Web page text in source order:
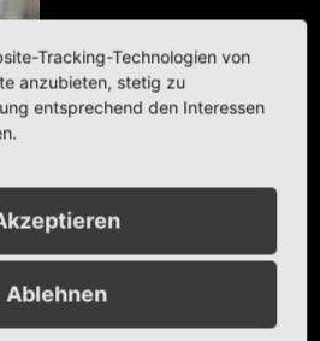
Tracking-Technologien von
anzubieten, stetig zu
entsprechend den Interessen
Ablehnen